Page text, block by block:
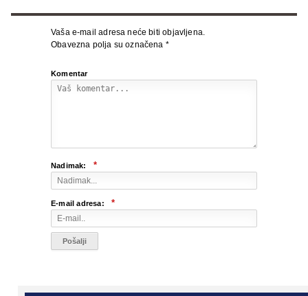
Vaša e-mail adresa neće biti objavljena.
Obavezna polja su označena *
Komentar
Nadimak: *
E-mail adresa: *